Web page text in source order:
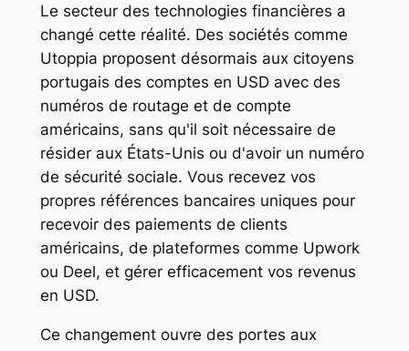
Le secteur des technologies financières a
changé cette réalité. Des sociétés comme
Utoppia proposent désormais aux citoyens
portugais des comptes en USD avec des
numéros de routage et de compte
américains, sans qu'il soit nécessaire de
résider aux États-Unis ou d'avoir un numéro
de sécurité sociale. Vous recevez vos
propres références bancaires uniques pour
recevoir des paiements de clients
américains, de plateformes comme Upwork
ou Deel, et gérer efficacement vos revenus
en USD.
Ce changement ouvre des portes aux